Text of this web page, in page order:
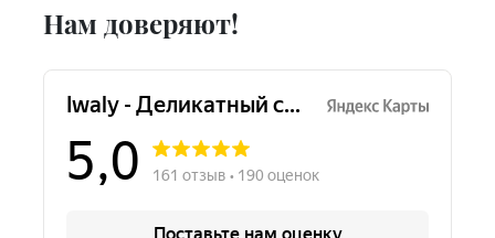
Нам доверяют!